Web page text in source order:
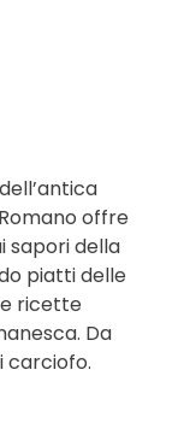
offre
sapori della
piatti delle
ricette
Da
carciofo.